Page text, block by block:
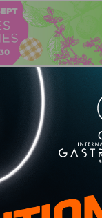
et de la
d’une bonne